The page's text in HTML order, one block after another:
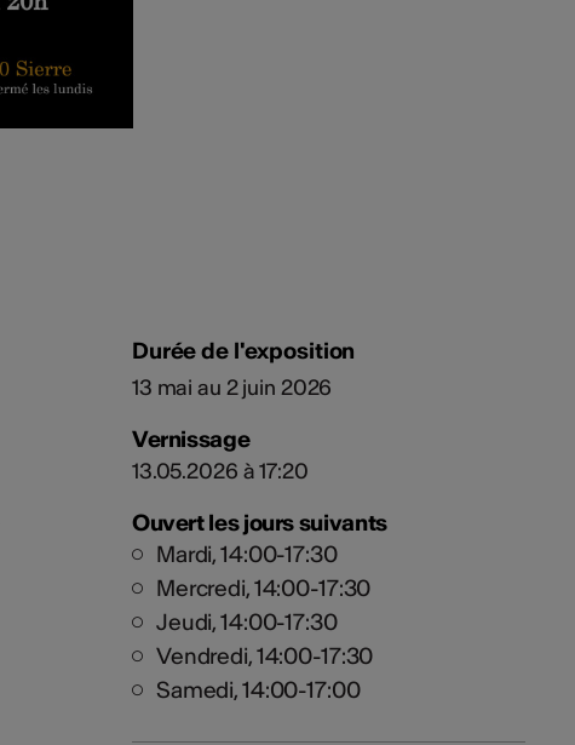
Durée de l'exposition
13 mai au 2 juin 2026
Vernissage
13.05.2026 à 17:20
Ouvert les jours suivants
Mardi, 14:00-17:30
Mercredi, 14:00-17:30
Jeudi, 14:00-17:30
Vendredi, 14:00-17:30
Samedi, 14:00-17:00